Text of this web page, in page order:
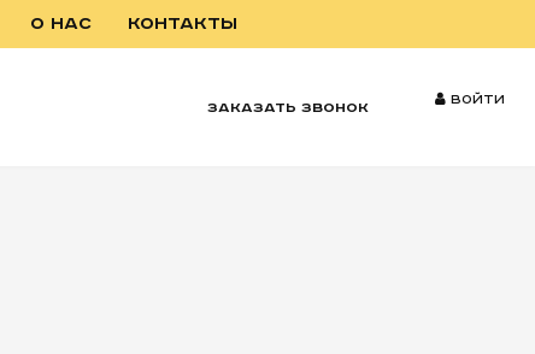
О НАС КОНТАКТЫ
заказать звонок Войти